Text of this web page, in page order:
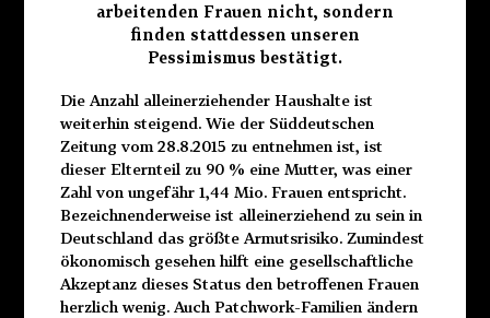
arbeitenden Frauen nicht, sondern
finden stattdessen unseren
Pessimismus bestätigt.
Die Anzahl alleinerziehender Haushalte ist
weiterhin steigend. Wie der Süddeutschen
Zeitung vom 28.8.2015 zu entnehmen ist, ist
dieser Elternteil zu 90 % eine Mutter, was einer
Zahl von ungefähr 1,44 Mio. Frauen entspricht.
Bezeichnenderweise ist alleinerziehend zu sein in
Deutschland das größte Armutsrisiko. Zumindest
ökonomisch gesehen hilft eine gesellschaftliche
Akzeptanz dieses Status den betroffenen Frauen
herzlich wenig. Auch Patchwork-Familien ändern